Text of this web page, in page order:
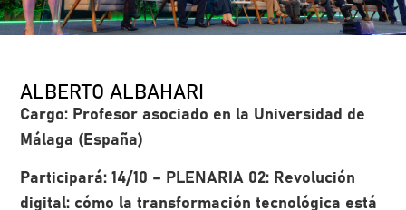
ALBERTO ALBAHARI
Cargo: Profesor asociado en la Universidad de
Málaga (España)
Participará: 14/10 – PLENARIA 02: Revolución
digital: cómo la transformación tecnológica está